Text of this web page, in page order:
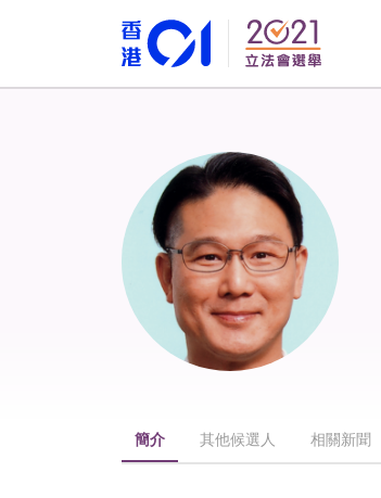
簡介 其他候選人 相關新聞